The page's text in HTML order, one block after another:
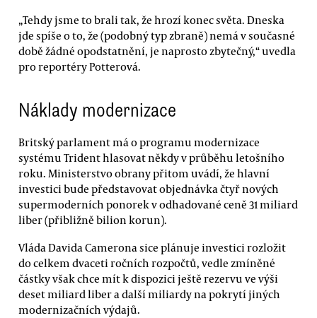
„Tehdy jsme to brali tak, že hrozí konec světa. Dneska
jde spíše o to, že (podobný typ zbraně) nemá v současné
době žádné opodstatnění, je naprosto zbytečný,“ uvedla
pro reportéry Potterová.
Náklady modernizace
Britský parlament má o programu modernizace
systému Trident hlasovat někdy v průběhu letošního
roku. Ministerstvo obrany přitom uvádí, že hlavní
investici bude představovat objednávka čtyř nových
supermoderních ponorek v odhadované ceně 31 miliard
liber (přibližně bilion korun).
Vláda Davida Camerona sice plánuje investici rozložit
do celkem dvaceti ročních rozpočtů, vedle zmíněné
částky však chce mít k dispozici ještě rezervu ve výši
deset miliard liber a další miliardy na pokrytí jiných
modernizačních výdajů.